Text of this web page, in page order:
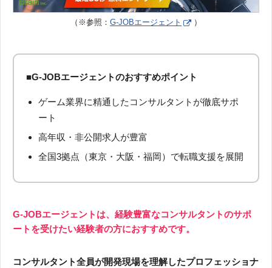
（※参照： G-JOBエージェント ）
■G-JOBエージェントのおすすめポイント
ゲーム業界に精通したコンサルタントが徹底サポ
ート
高年収・非公開求人が豊富
全国3拠点（東京・大阪・福岡）で転職支援を展開
G-JOBエージェントは、経験豊富なコンサルタントのサポ
ートを受けたい経験者の方におすすめです。
コンサルタント全員が開発現場を理解したプロフェッショナ